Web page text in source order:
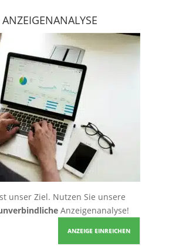
unser Ziel. Nutzen Sie unsere
Anzeigenanalyse!
ANZEIGE EINREICHEN